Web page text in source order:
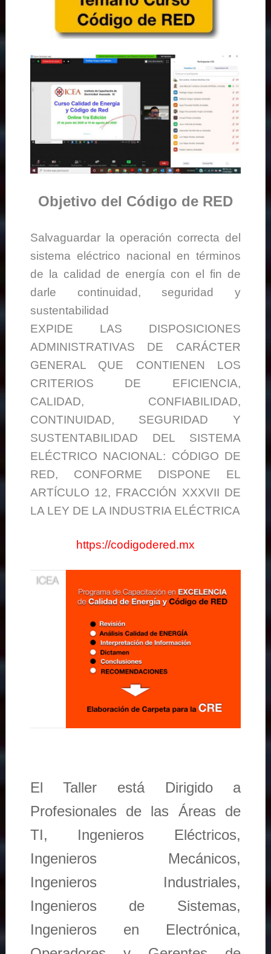
Objetivo del Código de RED
Salvaguardar la operación correcta del
sistema eléctrico nacional en términos
de la calidad de energía con el fin de
darle continuidad, seguridad y
sustentabilidad
EXPIDE LAS DISPOSICIONES
ADMINISTRATIVAS DE CARÁCTER
GENERAL QUE CONTIENEN LOS
CRITERIOS DE EFICIENCIA,
CALIDAD, CONFIABILIDAD,
CONTINUIDAD, SEGURIDAD Y
SUSTENTABILIDAD DEL SISTEMA
ELÉCTRICO NACIONAL: CÓDIGO DE
RED, CONFORME DISPONE EL
ARTÍCULO 12, FRACCIÓN XXXVII DE
LA LEY DE LA INDUSTRIA ELÉCTRICA
https://codigodered.mx
El Taller está Dirigido a
Profesionales de las Áreas de
TI, Ingenieros Eléctricos,
Ingenieros Mecánicos,
Ingenieros Industriales,
Ingenieros de Sistemas,
Ingenieros en Electrónica,